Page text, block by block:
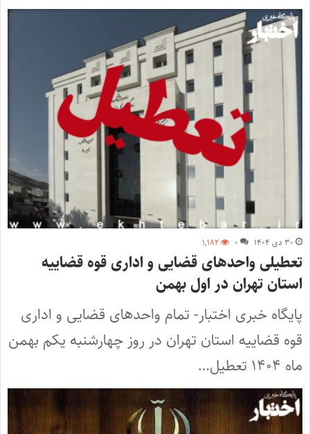
۳۰ دی ۱۴۰۴ ۰ ۱,۱۸۲
تعطیلی واحدهای قضایی و اداری قوه قضاییه
استان تهران در اول بهمن
پایگاه خبری اختبار- تمام واحدهای قضایی و اداری
قوه قضاییه استان تهران در روز چهارشنبه یکم بهمن
ماه ۱۴۰۴ تعطیل…